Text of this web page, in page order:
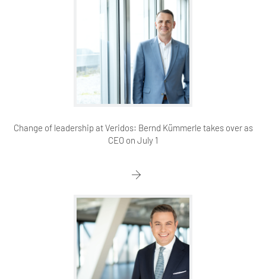
Change of leadership at Veridos: Bernd Kümmerle takes over as
CEO on July 1